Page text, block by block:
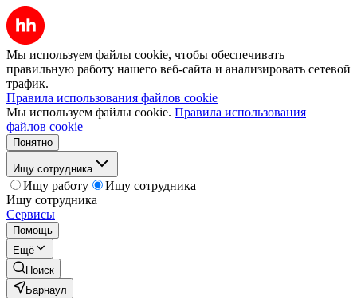
Мы используем файлы cookie, чтобы обеспечивать
правильную работу нашего веб-сайта и анализировать сетевой
трафик.
Правила использования файлов cookie
Мы используем файлы cookie. Правила использования
файлов cookie
Понятно
Ищу сотрудника
Ищу работу
Ищу сотрудника
Ищу сотрудника
Сервисы
Помощь
Ещё
Поиск
Барнаул